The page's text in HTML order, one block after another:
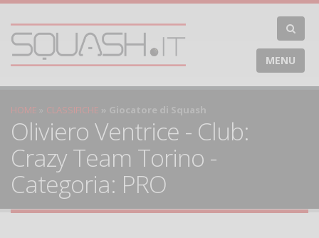
MENU
HOME CLASSIFICHE Giocatore di Squash
Oliviero Ventrice - Club:
Crazy Team Torino -
Categoria: PRO